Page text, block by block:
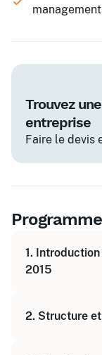
Trouvez
entreprise
Faire le devis
Programme
1. Introduction
2015
Contexte
2. Structure